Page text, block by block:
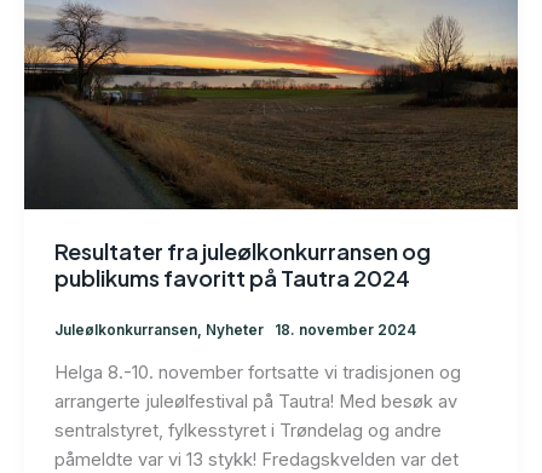
Resultater fra juleølkonkurransen og
publikums favoritt på Tautra 2024
Juleølkonkurransen, Nyheter 18. november 2024
Helga 8.-10. november fortsatte vi tradisjonen og
arrangerte juleølfestival på Tautra! Med besøk av
sentralstyret, fylkesstyret i Trøndelag og andre
påmeldte var vi 13 stykk! Fredagskvelden var det